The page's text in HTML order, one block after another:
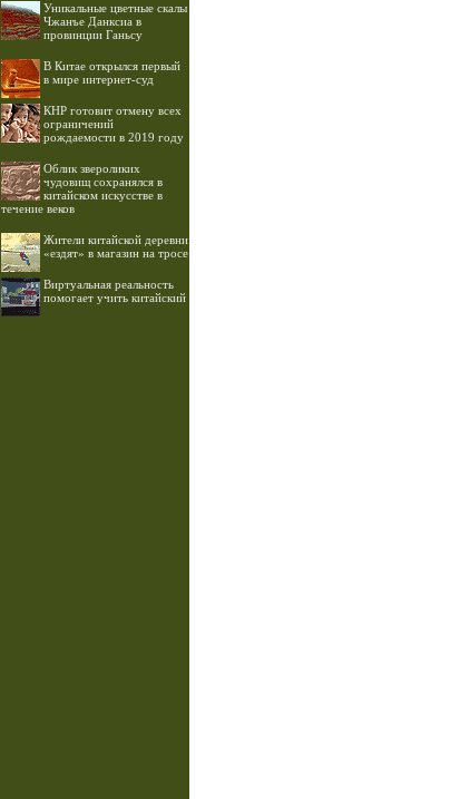
Уникальные цветные скалы
Чжанъе Данксиа в
провинции Ганьсу
В Китае открылся первый
в мире интернет-суд
КНР готовит отмену всех
ограничений
рождаемости в 2019 году
Облик звероликих
чудовищ сохранялся в
китайском искусстве в
течение веков
Жители китайской деревни
«ездят» в магазин на тросе
Виртуальная реальность
помогает учить китайский